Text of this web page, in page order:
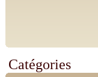
Catégories